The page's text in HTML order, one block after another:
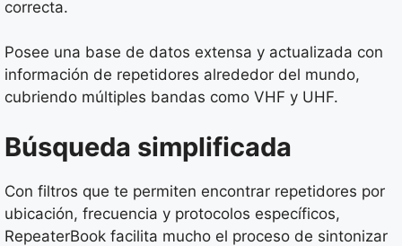
correcta.
Posee una base de datos extensa y actualizada con
información de repetidores alrededor del mundo,
cubriendo múltiples bandas como VHF y UHF.
Búsqueda simplificada
Con filtros que te permiten encontrar repetidores por
ubicación, frecuencia y protocolos específicos,
RepeaterBook facilita mucho el proceso de sintonizar